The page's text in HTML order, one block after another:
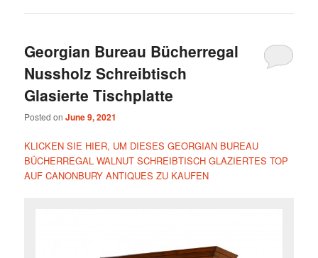
Georgian Bureau Bücherregal
Nussholz Schreibtisch
Glasierte Tischplatte
Posted onJune 9, 2021
KLICKEN SIE HIER, UM DIESES GEORGIAN BUREAU
BÜCHERREGAL WALNUT SCHREIBTISCH GLAZIERTES TOP
AUF CANONBURY ANTIQUES ZU KAUFEN